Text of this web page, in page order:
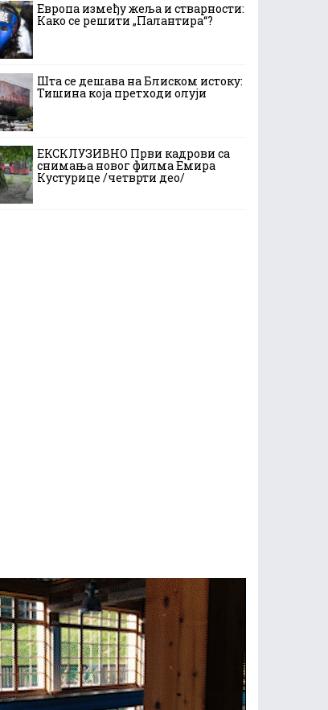
Европа између жеља и стварности:
Како се решити „Палантира“?
Шта се дешава на Блиском истоку:
Тишина која претходи олуји
ЕКСКЛУЗИВНО Први кадрови са
снимања новог филма Емира
Кустурице /четврти део/